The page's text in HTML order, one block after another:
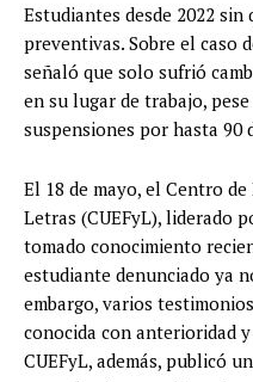
Estudiantes desde 2022
preventivas. Sobre el caso
señaló que solo sufrió
en su lugar de trabajo,
suspensiones por hasta 90
El 18 de mayo, el Centro
Letras (CUEFyL), liderado
tomado conocimiento
estudiante denunciado ya
embargo, varios
conocida con anterioridad
CUEFyL, además, publicó